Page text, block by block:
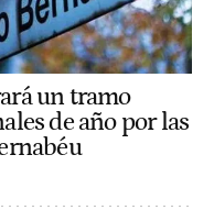
un tramo
de año por las